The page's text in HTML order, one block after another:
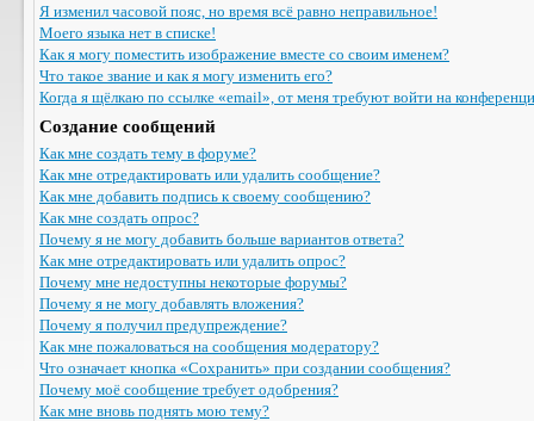
Я изменил часовой пояс, но время всё равно неправильное!
Моего языка нет в списке!
Как я могу поместить изображение вместе со своим именем?
Что такое звание и как я могу изменить его?
Когда я щёлкаю по ссылке «email», от меня требуют войти на
Создание сообщений
Как мне создать тему в форуме?
Как мне отредактировать или удалить сообщение?
Как мне добавить подпись к своему сообщению?
Как мне создать опрос?
Почему я не могу добавить больше вариантов ответа?
Как мне отредактировать или удалить опрос?
Почему мне недоступны некоторые форумы?
Почему я не могу добавлять вложения?
Почему я получил предупреждение?
Как мне пожаловаться на сообщения модератору?
Что означает кнопка «Сохранить» при создании сообщения?
Почему моё сообщение требует одобрения?
Как мне вновь поднять мою тему?